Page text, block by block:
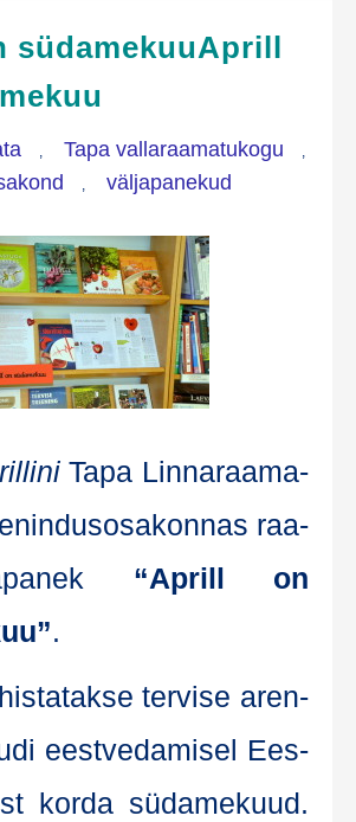
südamekuuAprill
Tapa vallaraamatukogu
väljapanekud
Tapa Lin­na­raa­ma­
raa­
“Aprill on
.
ter­vi­se aren­
eest­ve­da­misel Ees­
kor­da süda­me­kuud.